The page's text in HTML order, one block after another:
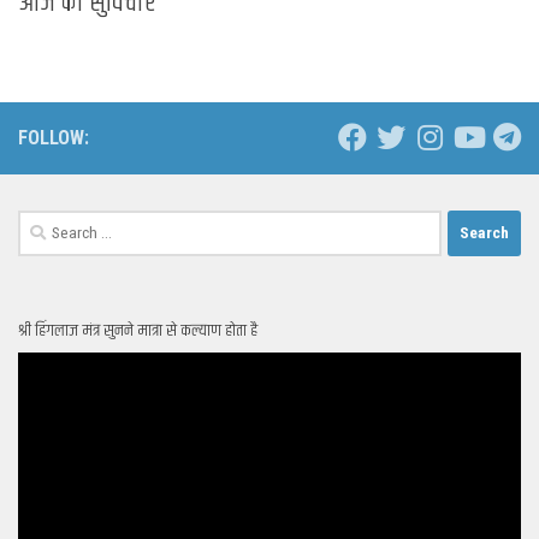
FOLLOW:
Search
for:
श्री हिंगलाज मंत्र सुनने मात्रा से कल्याण होता है